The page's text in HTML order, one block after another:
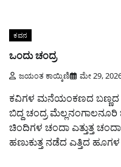
ಕವನ
ಒಂದು ಚಂದ್ರ
ಜಯಂತ ಕಾಯ್ಕಿಣಿ ಮೇ 29,
ಕವಿಗಳ ಮನೆಯಂಕಣದ ಬಣ್ಣದ
ಬಿದ್ದ ಚಂದ್ರ ಮೆಲ್ಲನಂಗಾಲನೂರಿ
ಚಿಂದಿಗಳ ಚಂದಾ ಎತ್ತುತ್ತ
ಹಣುಕುತ್ತ ನಡೆದ ಎತ್ತಿದ